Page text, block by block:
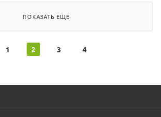
ПОКАЗАТЬ ЕЩЕ
1 2 3 4